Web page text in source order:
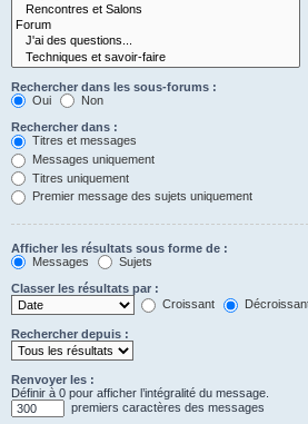
Rechercher dans les sous-forums :
Oui
Non
Rechercher dans :
Titres et messages
Messages uniquement
Titres uniquement
Premier message des sujets uniquement
Afficher les résultats sous forme de :
Messages
Sujets
Classer les résultats par :
Croissant
Rechercher depuis :
Renvoyer les :
Définir à 0 pour afficher l’intégralité du message.
premiers caractères des messages